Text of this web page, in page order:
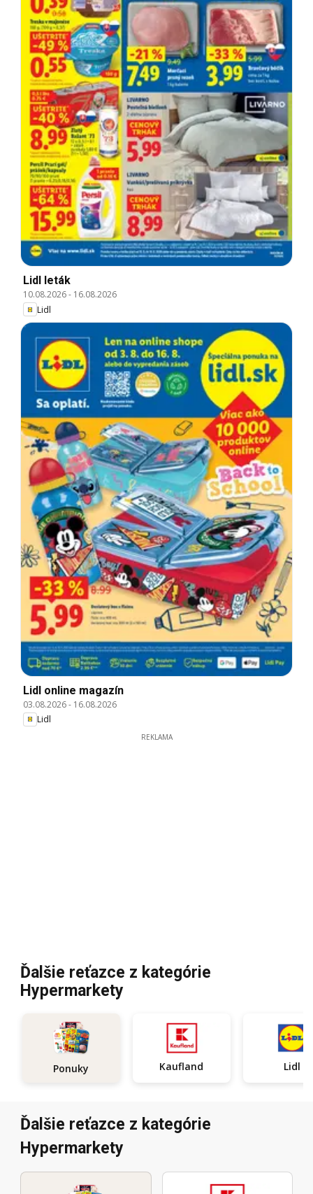
Lidl leták
10.08.2026- 16.08.2026
Lidl
Lidl online magazín
03.08.2026- 16.08.2026
Lidl
REKLAMA
Ďalšie reťazce z kategórie
Hypermarkety
Ponuky Kaufland Lidl
Ďalšie reťazce z kategórie
Hypermarkety